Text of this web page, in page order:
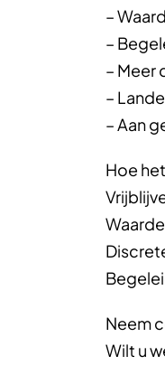
–
–
– Meer
–
– Aan
Hoe
Neem
Wilt u